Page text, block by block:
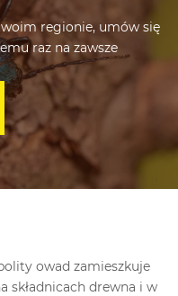
regionie, umów się
raz na zawsze
owad zamieszkuje
składnicach drewna i w